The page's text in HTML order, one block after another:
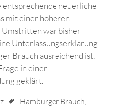
entsprechende neuerliche
mit einer höheren
war bisher
Unterlassungserklärung
Brauch ausreichend ist.
in einer
geklärt.
Hamburger Brauch,